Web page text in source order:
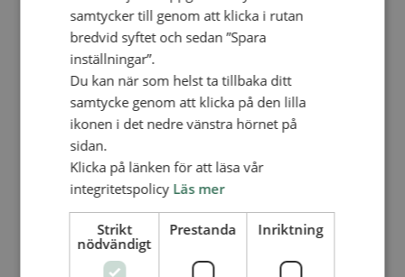
pargläd­je.
– Till­sam­mans är vi med och förändrar ett helt
samhälle, berättar Andreas. För­änd­ring tar tid
men jag drömmer om att vi ska se något av en
”gno­sjö­an­da” växa fram, där nya initiativ och
idéer leder till flera mindre företag som i sin tur
genererar fler ar­bets­till­fäl­len. Bland
Rumäniens romer behövs en helt ny självbild.
Jag vill se dem ”blomma”, börja tro på sig
själva och sin egen förmåga att förändra sitt
liv. Det handlar inte bara om pengar, jag vill
samtycker till genom att klicka i rutan
bredvid syftet och sedan ”Spara
inställningar”.
Du kan när som helst ta tillbaka ditt
samtycke genom att klicka på den lilla
ikonen i det nedre vänstra hörnet på
sidan.
Klicka på länken för att läsa vår
integritetspolicy Läs mer
Strikt
nödvändigt
Prestanda Inriktning